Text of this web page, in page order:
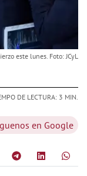
este lunes. Foto: JCyL
DE LECTURA: 3 MIN.
en Google